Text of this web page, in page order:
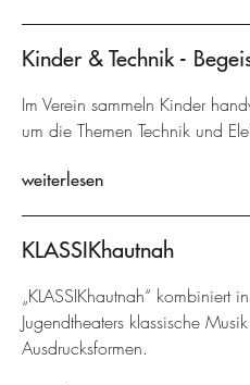
Kinder & Technik -
Im Verein sammeln Kinder
um die Themen Technik und
weiterlesen
KLASSIKhautnah
„KLASSIKhautnah“ kombiniert
Jugendtheaters klassische
Ausdrucksformen.